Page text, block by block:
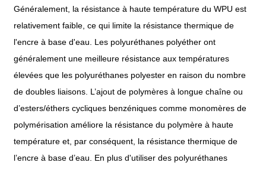
Généralement, la résistance à haute température du WPU est
relativement faible, ce qui limite la résistance thermique de
l'encre à base d'eau. Les polyuréthanes polyéther ont
généralement une meilleure résistance aux températures
élevées que les polyuréthanes polyester en raison du nombre
de doubles liaisons. L’ajout de polymères à longue chaîne ou
d’esters/éthers cycliques benzéniques comme monomères de
polymérisation améliore la résistance du polymère à haute
température et, par conséquent, la résistance thermique de
l’encre à base d’eau. En plus d'utiliser des polyuréthanes